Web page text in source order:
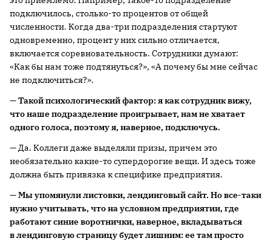
подключилось, столько-то процентов от общей
численности. Когда два-три подразделения стартуют
одновременно, процент у них сильно отличается,
включается соревновательность. Сотрудники думают:
«Как бы нам тоже подтянуться?», «А почему бы мне сейчас
не подключиться?».
— Такой психологический фактор: я как сотрудник вижу,
что наше подразделение проигрывает, нам не хватает
одного голоса, поэтому я, наверное, подключусь.
— Да. Коллеги даже выделяли призы, причем это
необязательно какие-то супердорогие вещи. И здесь тоже
должна быть привязка к специфике предприятия.
— Мы упомянули листовки, лендинговый сайт. Но все-таки
нужно учитывать, что на условном предприятии, где
работают синие воротнички, наверное, вкладываться
в лендинговую страницу будет лишним:ее там просто